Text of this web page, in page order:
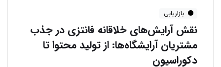
بازاریابی
نقش آرایش‌های خلاقانه فانتزی در جذب
مشتریان آرایشگاه‌ها: از تولید محتوا تا
دکوراسیون